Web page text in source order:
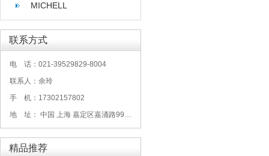
MICHELL
联系方式
电 话：021-39529829-8004
联系人：余玲
手 机：17302157802
地 址： 中国 上海 嘉定区嘉涌路99弄6号713
精品推荐